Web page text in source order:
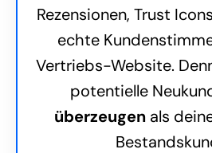
Rezensionen, Trust
echte
Vertriebs-Website.
potentielle
überzeugenals